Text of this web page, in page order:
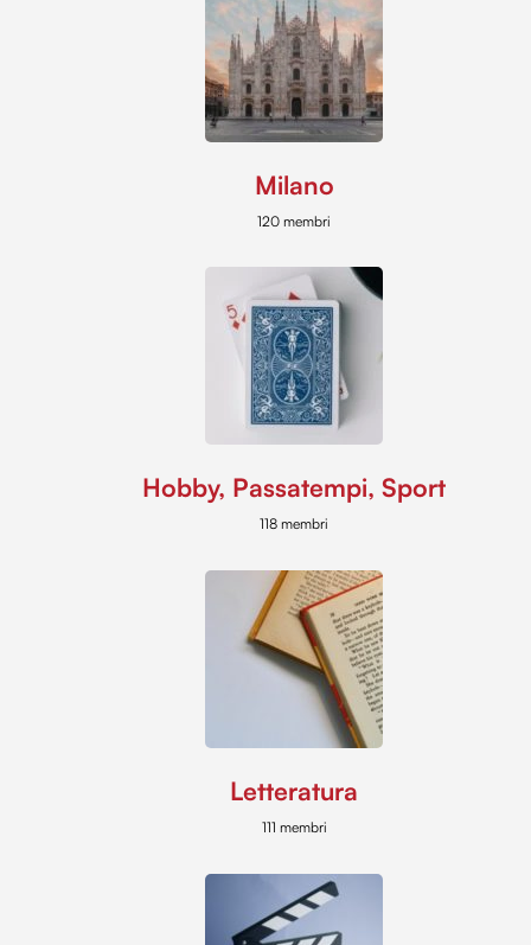
Milano
120 membri
Hobby, Passatempi, Sport
118 membri
Letteratura
111 membri